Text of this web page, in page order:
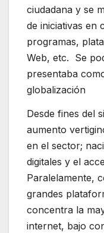
ciudadana y se
de iniciativas en
programas,
Web, etc. Se
presentaba
globalización
Desde fines del
aumento
en el sector;
digitales y el
Paralelamente,
grandes
concentra la
internet, bajo